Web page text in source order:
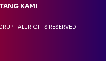
KAMI
- ALL RIGHTS RESERVED